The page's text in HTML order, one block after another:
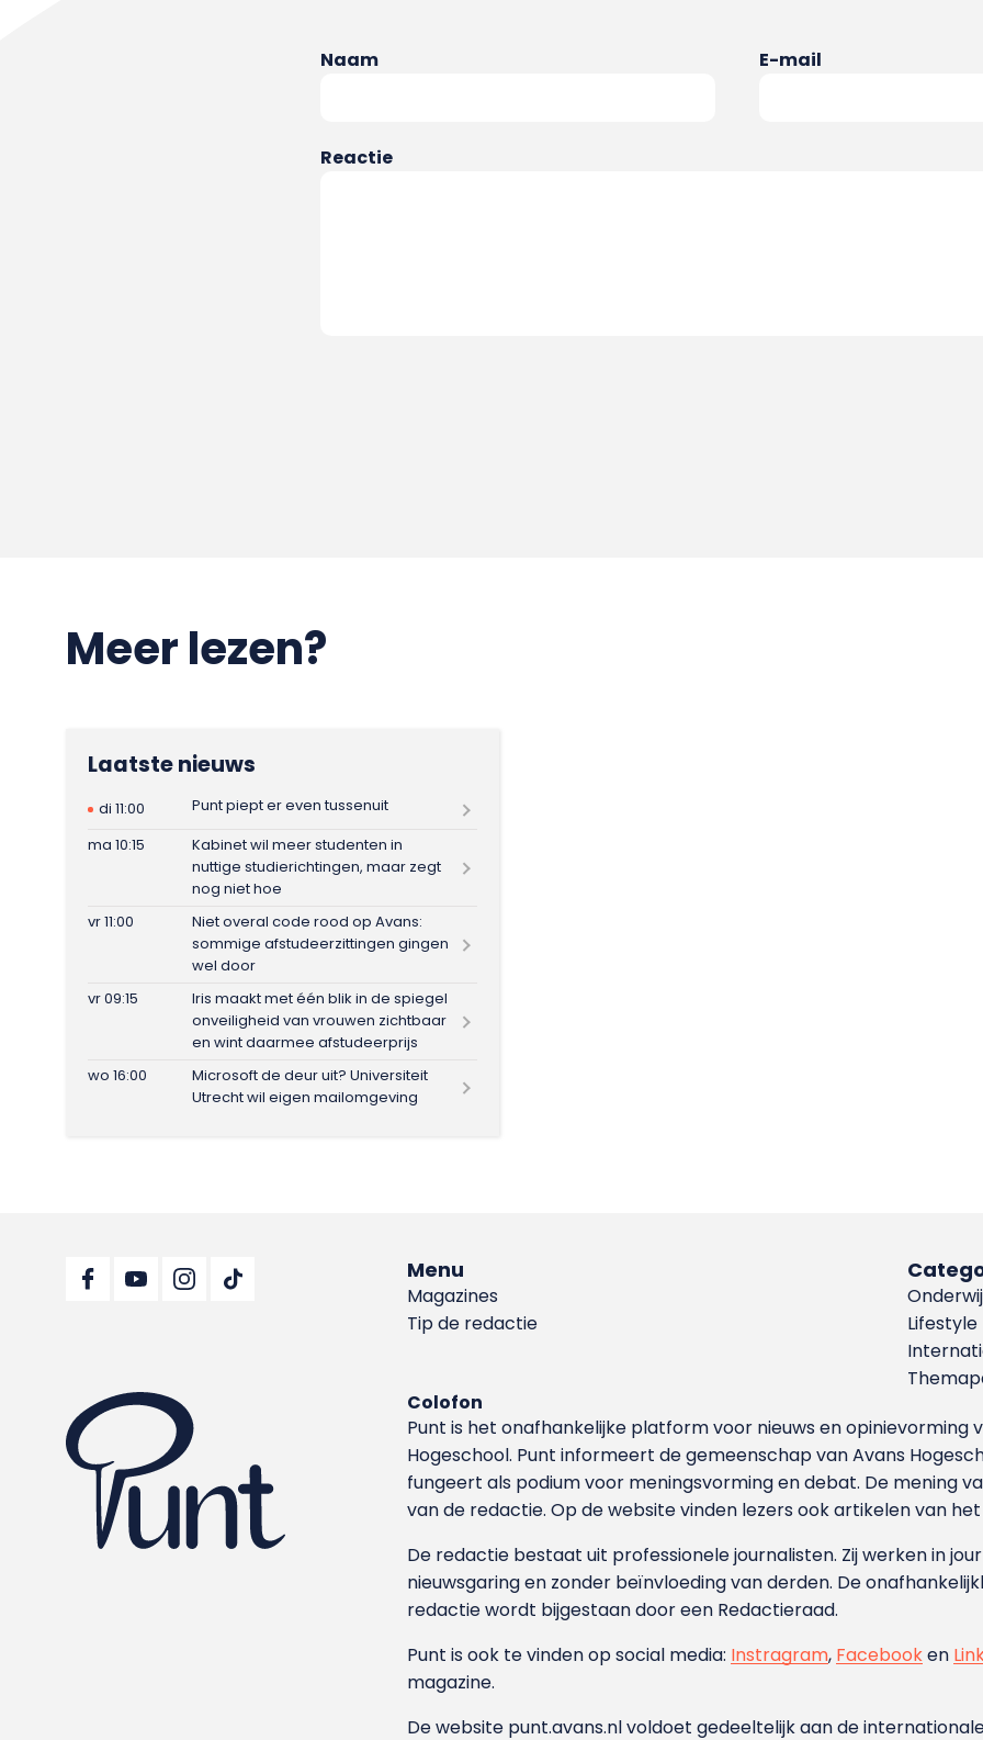
Naam E-mail
Reactie
Meer lezen?
Laatste nieuws
di 11:00
Punt piept er even tussenuit
ma 10:15
Kabinet wil meer studenten in
nuttige studierichtingen, maar zegt
nog niet hoe
vr 11:00
Niet overal code rood op Avans:
sommige afstudeerzittingen gingen
wel door
vr 09:15
Iris maakt met één blik in de spiegel
onveiligheid van vrouwen zichtbaar
en wint daarmee afstudeerprijs
wo 16:00
Microsoft de deur uit? Universiteit
Utrecht wil eigen mailomgeving
Menu
Magazines
Tip de redactie
Lifestyle
Colofon
Punt is het onafhankelijke platform voor nieuws en
Hoge­school. Punt informeert de gemeenschap van Avans
fungeert als podium voor meningsvorming en debat. De mening
van de redactie. Op de website vinden lezers ook artikelen van
De redactie bestaat uit professionele journalisten. Zij werken in
nieuwsgaring en zonder beïnvloeding van derden. De
redactie wordt bijgestaan door een Redactieraad.
Punt is ook te vinden op social media: Instragram, Facebooken
magazine.
De website punt.avans.nl voldoet gedeeltelijk aan de